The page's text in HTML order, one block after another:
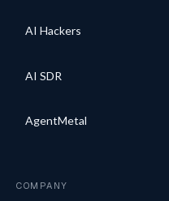
AI Hackers
AI SDR
AgentMetal
COMPANY